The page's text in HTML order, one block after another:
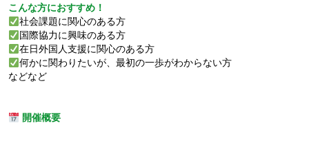
こんな方におすすめ！
社会課題に関心のある方
国際協力に興味のある方
在日外国人支援に関心のある方
何かに関わりたいが、最初の一歩がわからない方
などなど
開催概要